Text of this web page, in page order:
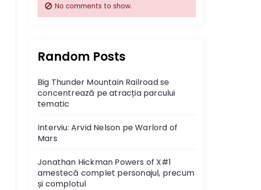
No comments to show.
Random Posts
Big Thunder Mountain Railroad se
concentrează pe atracția parcului
tematic
Interviu: Arvid Nelson pe Warlord of
Mars
Jonathan Hickman Powers of X#1
amestecă complet personajul, precum
și complotul